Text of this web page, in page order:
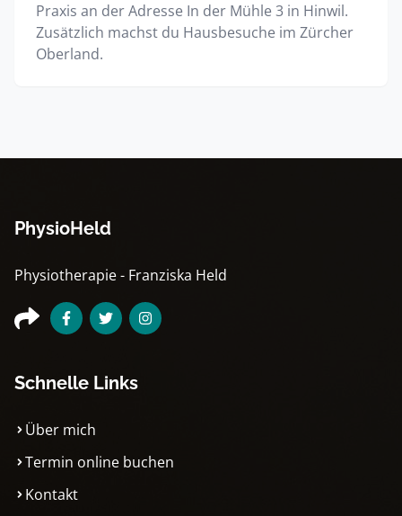
Praxis an der Adresse In der Mühle 3 in Hinwil.
Zusätzlich machst du Hausbesuche im Zürcher
Oberland.
PhysioHeld
Physiotherapie - Franziska Held
Schnelle Links
Über mich
Termin online buchen
Kontakt